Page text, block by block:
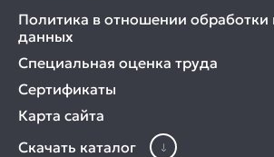
Политика в отношении обработки
данных
Специальная оценка труда
Сертификаты
Карта сайта
Скачать каталог